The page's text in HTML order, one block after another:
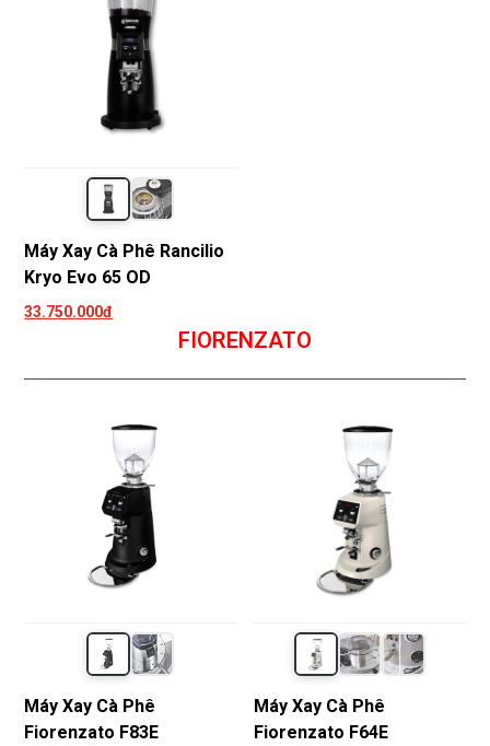
Máy Xay Cà Phê Rancilio
Kryo Evo 65 OD
33.750.000đ
FIORENZATO
Máy Xay Cà Phê
Fiorenzato F83E
Máy Xay Cà Phê
Fiorenzato F64E